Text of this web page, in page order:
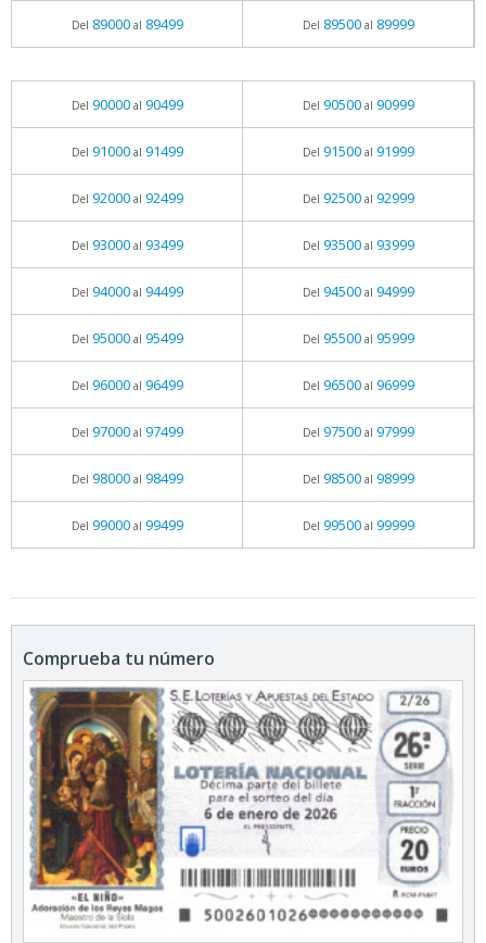
Del 89000al 89499 Del 89500al 89999
Del 90000al 90499 Del 90500al 90999
Del 91000al 91499 Del 91500al 91999
Del 92000al 92499 Del 92500al 92999
Del 93000al 93499 Del 93500al 93999
Del 94000al 94499 Del 94500al 94999
Del 95000al 95499 Del 95500al 95999
Del 96000al 96499 Del 96500al 96999
Del 97000al 97499 Del 97500al 97999
Del 98000al 98499 Del 98500al 98999
Del 99000al 99499 Del 99500al 99999
Comprueba tu número